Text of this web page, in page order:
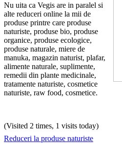
Nu uita ca Vegis are in paralel si
alte reduceri online la mii de
produse printre care produse
naturiste, produse bio, produse
organice, produse ecologice,
produse naturale, miere de
manuka, magazin naturist, plafar,
alimente naturale, suplimente,
remedii din plante medicinale,
tratamente naturiste, cosmetice
naturiste, raw food, cosmetice.
(Visited 2 times, 1 visits today)
Reduceri la produse naturiste